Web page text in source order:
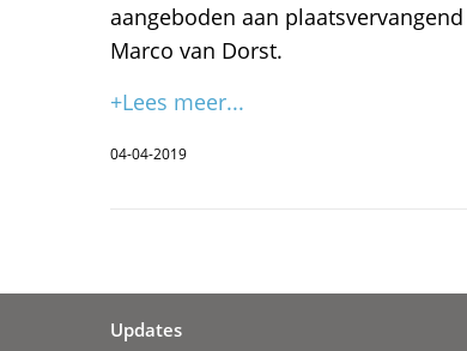
aangeboden aan
Marco van Dorst.
+Lees meer...
04-04-2019
Updates